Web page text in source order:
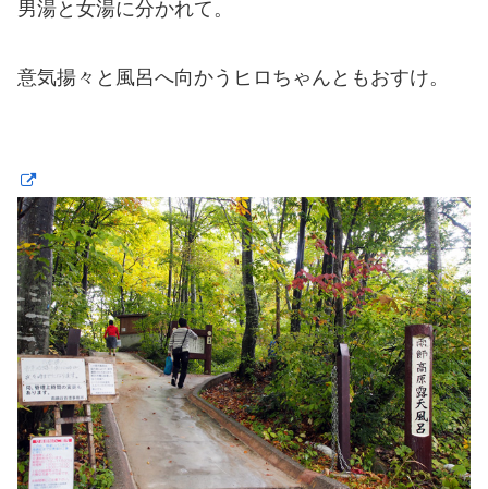
男湯と女湯に分かれて。
意気揚々と風呂へ向かうヒロちゃんともおすけ。